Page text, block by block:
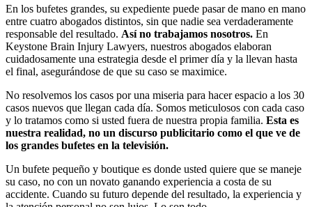
En los bufetes grandes, su expediente puede pasar de mano en mano
entre cuatro abogados distintos, sin que nadie sea verdaderamente
responsable del resultado. Así no trabajamos nosotros. En
Keystone Brain Injury Lawyers, nuestros abogados elaboran
cuidadosamente una estrategia desde el primer día y la llevan hasta
el final, asegurándose de que su caso se maximice.
No resolvemos los casos por una miseria para hacer espacio a los 30
casos nuevos que llegan cada día. Somos meticulosos con cada caso
y lo tratamos como si usted fuera de nuestra propia familia. Esta es
nuestra realidad, no un discurso publicitario como el que ve de
los grandes bufetes en la televisión.
Un bufete pequeño y boutique es donde usted quiere que se maneje
su caso, no con un novato ganando experiencia a costa de su
accidente. Cuando su futuro depende del resultado, la experiencia y